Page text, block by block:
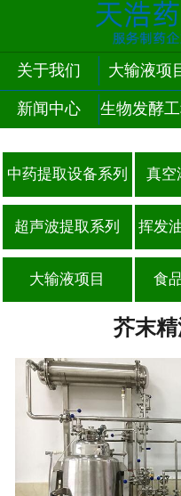
关于我们 大输液项
新闻中心
生物发酵
中药提取设备系列 真空
超声波提取系列 挥发
大输液项目 食
芥末